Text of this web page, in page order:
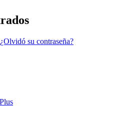
¿Olvidó su contraseña?